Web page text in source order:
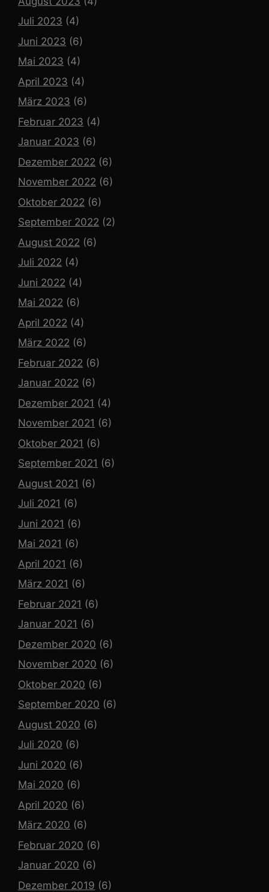
Juli 2023 (4)
Juni 2023 (6)
Mai 2023 (4)
April 2023 (4)
März 2023 (6)
Februar 2023 (4)
Januar 2023 (6)
Dezember 2022 (6)
November 2022 (6)
Oktober 2022 (6)
September 2022 (2)
August 2022 (6)
Juli 2022 (4)
Juni 2022 (4)
Mai 2022 (6)
April 2022 (4)
März 2022 (6)
Februar 2022 (6)
Januar 2022 (6)
Dezember 2021 (4)
November 2021 (6)
Oktober 2021 (6)
September 2021 (6)
August 2021 (6)
Juli 2021 (6)
Juni 2021 (6)
Mai 2021 (6)
April 2021 (6)
März 2021 (6)
Februar 2021 (6)
Januar 2021 (6)
Dezember 2020 (6)
November 2020 (6)
Oktober 2020 (6)
September 2020 (6)
August 2020 (6)
Juli 2020 (6)
Juni 2020 (6)
Mai 2020 (6)
April 2020 (6)
März 2020 (6)
Februar 2020 (6)
Januar 2020 (6)
Dezember 2019 (6)